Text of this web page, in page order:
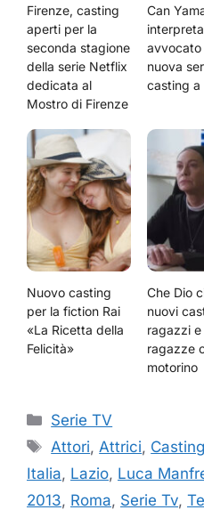
Firenze, casting
aperti per la
seconda stagione
della serie Netflix
dedicata al
Mostro di Firenze
Can
avvocato
nuova
casting a
Nuovo casting
per la fiction Rai
«La Ricetta della
Felicità»
Che Dio
nuovi
ragazzi e
ragazze
motorino
Categorie
Serie TV
Tag
Attori, Attrici, Casting
Italia, Lazio, Luca
2013, Roma, Serie Tv,